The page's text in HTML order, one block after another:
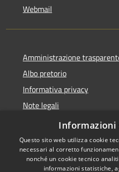
Webmail
Amministrazione
Albo pretorio
Informativa privacy
Note legali
Dichiarazione di accessibilità
Informazioni
Questo sito web utilizza cookie
necessari al corretto
nonché un cookie tecnico
informazioni statistiche,